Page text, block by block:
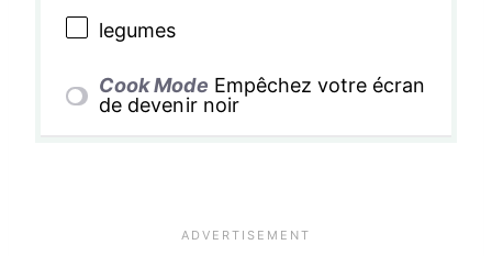
legumes
Cook Mode Empêchez votre écran
de devenir noir